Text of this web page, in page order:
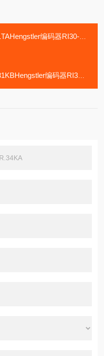
编码器RI30-O/360ER.34KA
编码器RI30-O/1500ER.34KB